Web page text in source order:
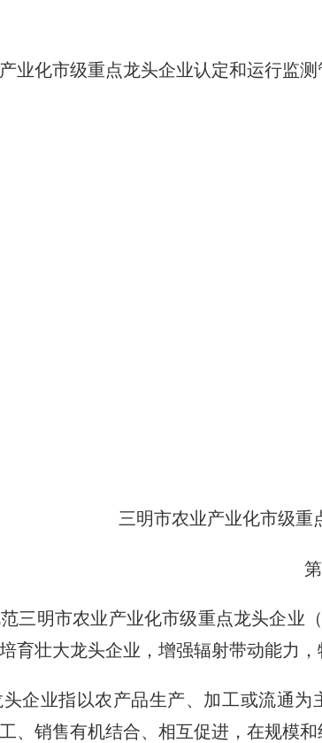
业化市级重点龙头企业认定和运行监
三明市农业产业化市级重
三明市农业产业化市级重点龙头企业
育壮大龙头企业，增强辐射带动能力，
企业指以农产品生产、加工或流通
、销售有机结合、相互促进，在规模